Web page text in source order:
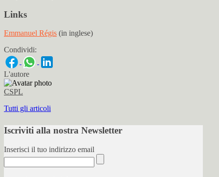
Links
Emmanuel Régis (in inglese)
Condividi:
L'autore
CSPL
Tutti gli articoli
Iscriviti alla nostra Newsletter
Inserisci il tuo indirizzo email